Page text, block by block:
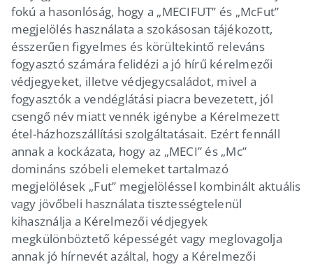
fokú a hasonlóság, hogy a „MECIFUT” és „McFut”
megjelölés használata a szokásosan tájékozott,
ésszerűen figyelmes és körültekintő releváns
fogyasztó számára felidézi a jó hírű kérelmezői
védjegyeket, illetve védjegycsaládot, mivel a
fogyasztók a vendéglátási piacra bevezetett, jól
csengő név miatt vennék igénybe a Kérelmezett
étel-házhozszállítási szolgáltatásait. Ezért fennáll
annak a kockázata, hogy az „MECI” és „Mc”
domináns szóbeli elemeket tartalmazó
megjelölések „Fut” megjelöléssel kombinált aktuális
vagy jövőbeli használata tisztességtelenül
kihasználja a Kérelmezői védjegyek
megkülönböztető képességét vagy meglovagolja
annak jó hírnevét azáltal, hogy a Kérelmezői